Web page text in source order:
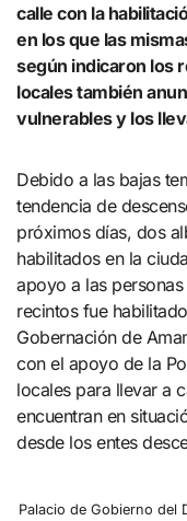
calle con la
en los que las
según indicaron los
locales también
vulnerables y los
Debido a las bajas
tendencia de
próximos días, dos
habilitados en la
apoyo a las
recintos fue
Gobernación de
con el apoyo de la
locales para llevar a
encuentran en
desde los entes
Palacio de Gobierno del